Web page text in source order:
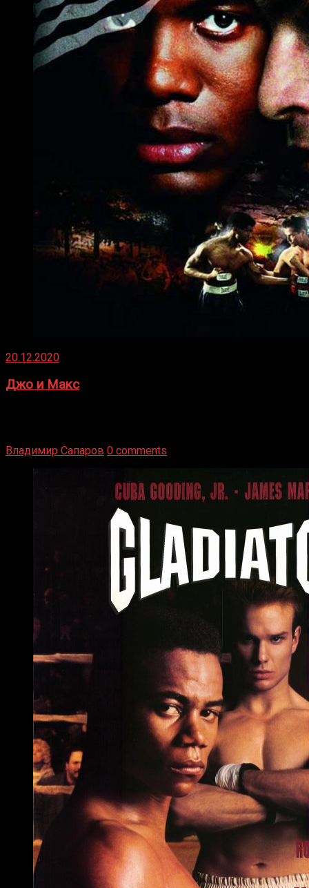
20.12.2020
Джо и Макс
Владимир Сапаров 0 comments